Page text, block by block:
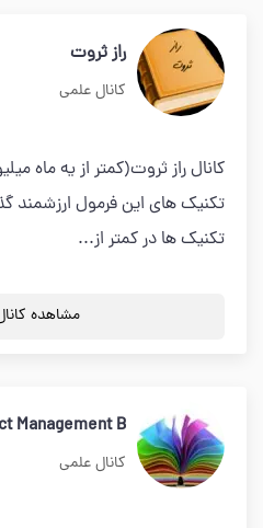
راز ثروت
کانال علمی
کانال راز ثروت(کمتر از یه ماه
تکنیک های این فرمول ارزشمند
تکنیک ها در کمتر از...
مشاهده
Management B
کانال علمی